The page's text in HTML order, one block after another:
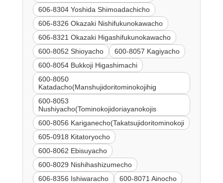
606-8304 Yoshida Shimoadachicho
606-8326 Okazaki Nishifukunokawacho
606-8321 Okazaki Higashifukunokawacho
600-8052 Shioyacho
600-8057 Kagiyacho
600-8054 Bukkoji Higashimachi
600-8050
Katadacho(Manshujidoritominokojihig
600-8053
Nushiyacho(Tominokojidoriayanokojis
600-8056 Kariganecho(Takatsujidoritominokoji
605-0918 Kitatoryocho
600-8062 Ebisuyacho
600-8029 Nishihashizumecho
606-8356 Ishiwaracho
600-8071 Ainocho